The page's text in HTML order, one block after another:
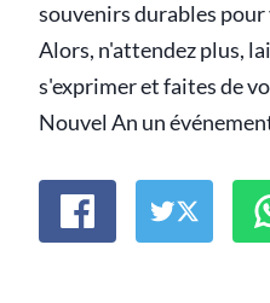
souvenirs durables
Alors, n'attendez plus,
s'exprimer et faites de
Nouvel An un